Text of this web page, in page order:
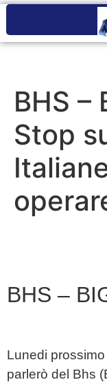
BHS –
Stop
BHS –
Lunedi
parlerò del Bhs